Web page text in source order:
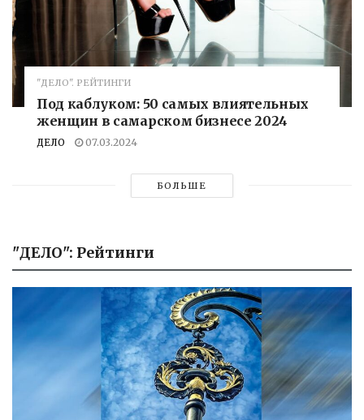
"ДЕЛО". РЕЙТИНГИ
Под каблуком: 50 самых влиятельных
женщин в самарском бизнесе 2024
ДЕЛО 07.03.2024
БОЛЬШЕ
"ДЕЛО": Рейтинги